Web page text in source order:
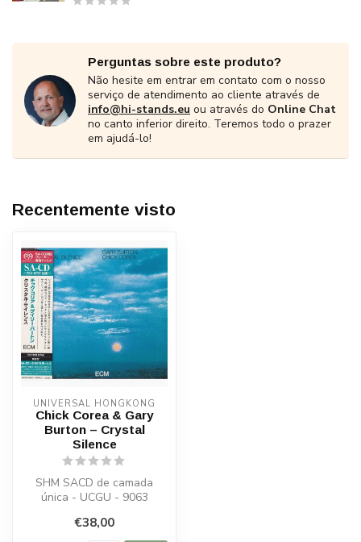
Perguntas sobre este produto?
Não hesite em entrar em contato com o nosso
serviço de atendimento ao cliente através de
info@hi-stands.eu ou através do Online Chat
no canto inferior direito. Teremos todo o prazer
em ajudá-lo!
Recentemente visto
UNIVERSAL HONGKONG
Chick Corea & Gary
Burton – Crystal
Silence
SHM SACD de camada
única - UCGU - 9063
€38,00